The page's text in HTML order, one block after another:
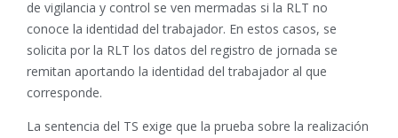
de vigilancia y control se ven mermadas si la RLT no
conoce la identidad del trabajador. En estos casos, se
solicita por la RLT los datos del registro de jornada se
remitan aportando la identidad del trabajador al que
corresponde.
La sentencia del TS exige que la prueba sobre la realización